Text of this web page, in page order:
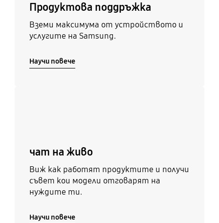
Продуктова поддръжка
Вземи максимума от устройството и
услугите на Samsung.
Научи повече
чат на живо
Виж как работят продуктите и получи
съвет кои модели отговарят на
нуждите ти.
Научи повече